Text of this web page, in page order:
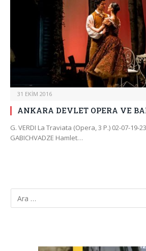
31 EKIM 2016
ANKARA DEVLET OPERA VE
G. VERDI La Traviata (Opera, 3 P.) 02-07-19-
GABICHVADZE Hamlet…